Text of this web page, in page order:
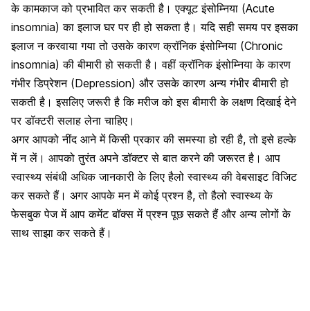
के कामकाज को प्रभावित कर सकती है। एक्यूट इंसोम्निया (Acute
insomnia) का इलाज घर पर ही हो सकता है। यदि सही समय पर इसका
इलाज न करवाया गया तो उसके कारण क्रॉनिक इंसोम्निया (Chronic
insomnia) की बीमारी हो सकती है। वहीं क्रॉनिक इंसोम्निया के कारण
गंभीर डिप्रेशन (Depression) और उसके कारण अन्य गंभीर बीमारी हो
सकती है। इसलिए जरूरी है कि मरीज को इस बीमारी के लक्षण दिखाई देने
पर डॉक्टरी सलाह लेना चाहिए।
अगर आपको नींद आने में किसी प्रकार की समस्या हो रही है, तो इसे हल्के
में न लें। आपको तुरंत अपने डॉक्टर से बात करने की जरूरत है। आप
स्वास्थ्य संबंधी अधिक जानकारी के लिए हैलो स्वास्थ्य की वेबसाइट विजिट
कर सकते हैं। अगर आपके मन में कोई प्रश्न है, तो हैलो स्वास्थ्य के
फेसबुक पेज में आप कमेंट बॉक्स में प्रश्न पूछ सकते हैं और अन्य लोगों के
साथ साझा कर सकते हैं।